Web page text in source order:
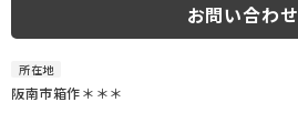
お問い合わせ
所在地
阪南市箱作＊＊＊